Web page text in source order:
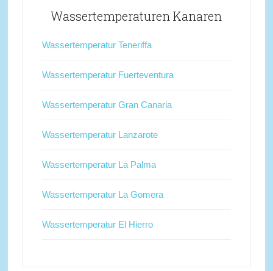
Wassertemperaturen Kanaren
Wassertemperatur Teneriffa
Wassertemperatur Fuerteventura
Wassertemperatur Gran Canaria
Wassertemperatur Lanzarote
Wassertemperatur La Palma
Wassertemperatur La Gomera
Wassertemperatur El Hierro